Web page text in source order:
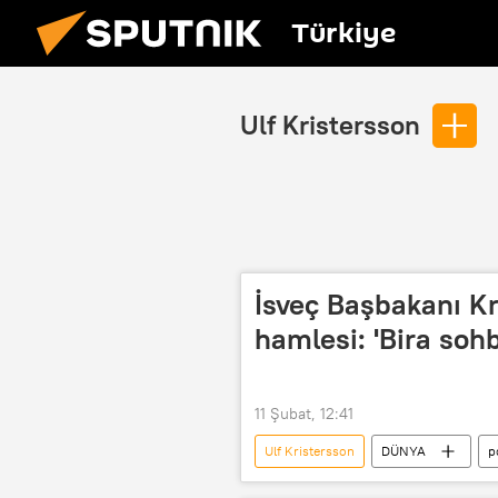
Türkiye
Ulf Kristersson
İsveç Başbakanı
hamlesi: 'Bira
11 Şubat, 12:41
Ulf Kristersson DÜNYA
İsveç Demokratları Partisi